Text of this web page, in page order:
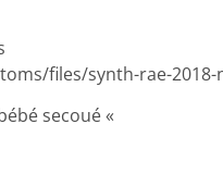
files/synth-rae-2018-
secoué «